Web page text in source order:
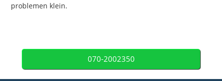
problemen klein.
070-2002350